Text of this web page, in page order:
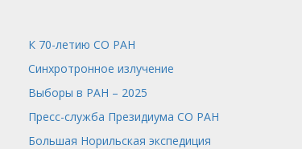
К 70-летию СО РАН
Синхротронное излучение
Выборы в РАН – 2025
Пресс-служба Президиума СО РАН
Большая Норильская экспедиция